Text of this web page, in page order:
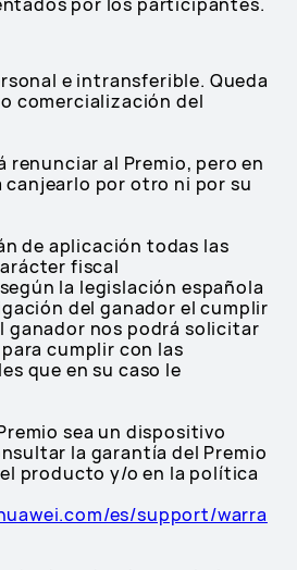
e intransferible. Queda
comercialización del
renunciar al Premio, pero en
por otro ni por su
de aplicación todas las
fiscal
la legislación española
del ganador el cumplir
ganador nos podrá solicitar
cumplir con las
que en su caso le
sea un dispositivo
la garantía del Premio
producto y/o en la política
es/support/warra